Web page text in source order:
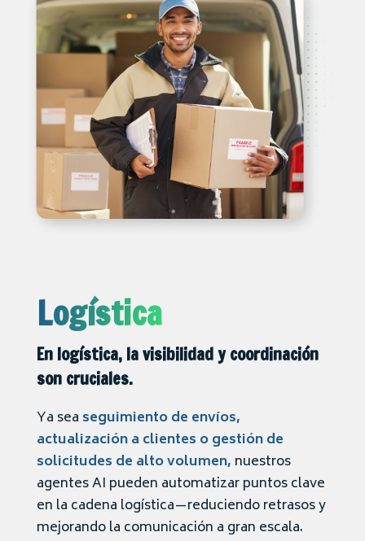
Logística
En logística, la visibilidad y coordinación
son cruciales.
Ya sea seguimiento de envíos,
actualización a clientes o gestión de
solicitudes de alto volumen, nuestros
agentes AI pueden automatizar puntos clave
en la cadena logística—reduciendo retrasos y
mejorando la comunicación a gran escala.